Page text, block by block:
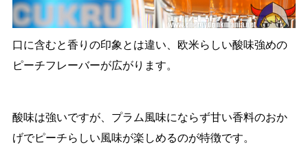
口に含むと香りの印象とは違い、欧米らしい酸味強めの
ピーチフレーバーが広がります。
酸味は強いですが、プラム風味にならず甘い香料のおか
げでピーチらしい風味が楽しめるのが特徴です。